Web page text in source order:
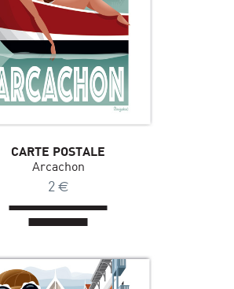
CARTE POSTALE
Arcachon
2 €